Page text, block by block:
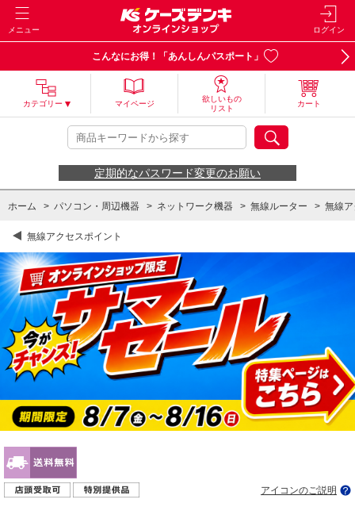
メニュー ログイン
こんなにお得！「あんしんパスポート」
カテゴリー マイページ
欲しいもの
リスト
カート
定期的なパスワード変更のお願い
ホーム > パソコン・周辺機器 > ネットワーク機器 > 無線ルーター > 無線
無線アクセスポイント
アイコンのご説明